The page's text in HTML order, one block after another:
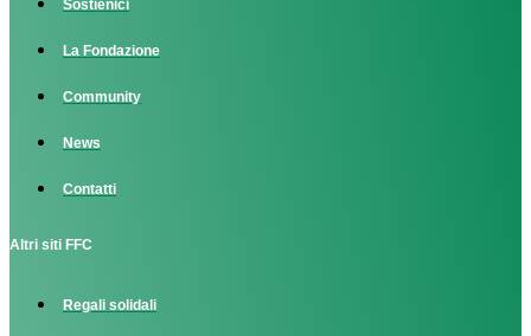
Sostienici
La Fondazione
Community
News
Contatti
Altri siti FFC
Regali solidali